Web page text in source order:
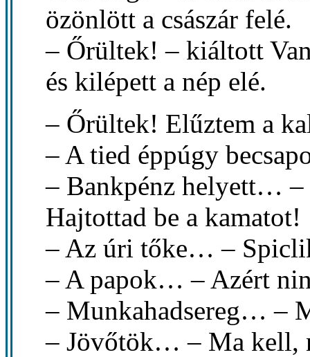
özönlött a császár felé.
– Őrültek! – kiáltott
és kilépett a nép elé.
– Őrültek! Elűztem a
– A tied éppúgy
– Bankpénz helyett… –
Hajtottad be a kamatot!
– Az úri tőke… –
– A papok… – Azért
– Munkahadsereg… –
– Jövőtök… – Ma kell,